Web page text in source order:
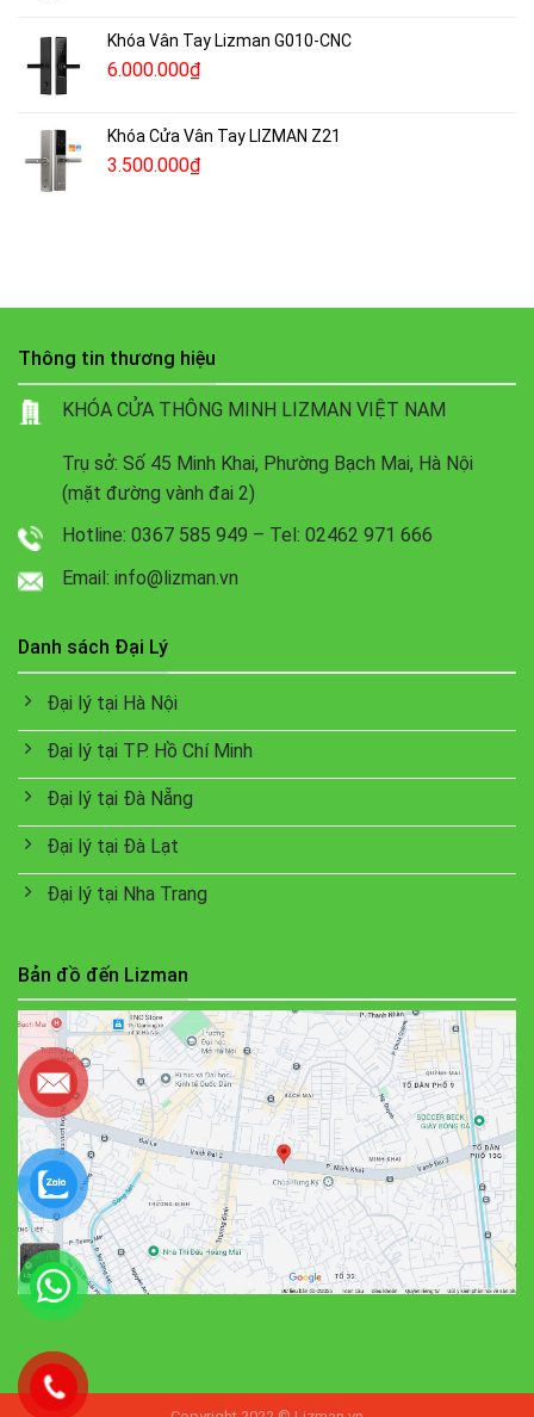
Khóa Vân Tay Lizman G010-CNC
6.000.000₫
Khóa Cửa Vân Tay LIZMAN Z21
3.500.000₫
Thông tin thương hiệu
KHÓA CỬA THÔNG MINH LIZMAN VIỆT NAM
Trụ sở: Số 45 Minh Khai, Phường Bạch Mai, Hà Nội
(mặt đường vành đai 2)
Hotline: 0367 585 949 – Tel: 02462 971 666
Email: info@lizman.vn
Danh sách Đại Lý
Đại lý tại Hà Nội
Đại lý tại TP. Hồ Chí Minh
Đại lý tại Đà Nẵng
Đại lý tại Đà Lạt
Đại lý tại Nha Trang
Bản đồ đến Lizman